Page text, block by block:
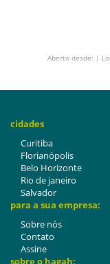
Aberto desde: |
cidades
Curitiba
Florianópolis
Belo Horizonte
Rio de janeiro
Salvador
para a sua empresa:
Sobre nós
Contato
Assine
sobre o hagah: